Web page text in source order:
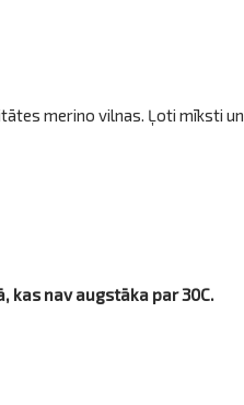
merino vilnas. Ļoti mīksti un
kas nav augstāka par 30C.